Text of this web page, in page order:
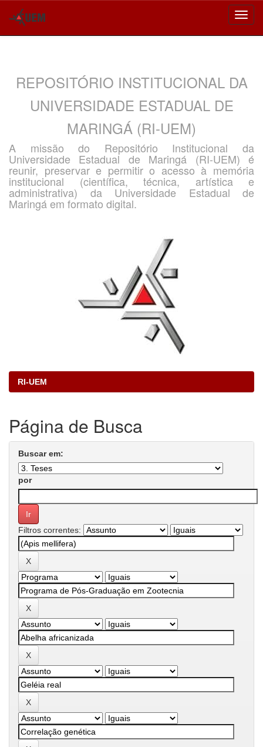
REPOSITÓRIO INSTITUCIONAL DA
UNIVERSIDADE ESTADUAL DE
MARINGÁ (RI-UEM)
A missão do Repositório Institucional da
Universidade Estadual de Maringá (RI-UEM) é
reunir, preservar e permitir o acesso à memória
institucional (científica, técnica, artística e
administrativa) da Universidade Estadual de
Maringá em formato digital.
RI-UEM
Página de Busca
Buscar em:
por
Filtros correntes: